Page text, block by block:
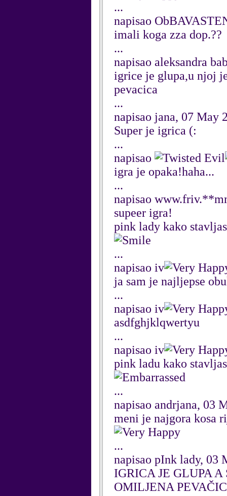
...
napisao
imali koga zza dop.??
...
napisao aleksandra
igrice je glupa,u njoj
pevacica
...
napisao jana, 07 May
Super je igrica (:
...
napisao
igra je opaka!haha...
...
napisao
supeer igra!
pink lady kako
...
napisao iv
ja sam je najljepse
...
napisao iv
asdfghjklqwertyu
...
napisao iv
pink ladu kako
...
napisao andrjana, 03
meni je najgora kosa
...
napisao pInk lady, 03
IGRICA JE GLUPA A
OMILJENA